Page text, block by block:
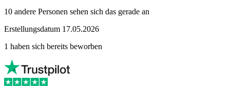
10 andere Personen sehen sich das gerade an
Erstellungsdatum 17.05.2026
1 haben sich bereits beworben